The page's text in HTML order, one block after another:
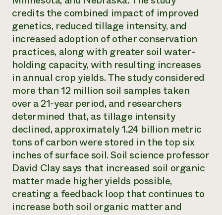
Programa de descuentos de NorthWestern Energy
Servicios energéticos comerciales
Servicios energéticos residenciales
LIHEAP
Centro de intercambio de información AgriSolar
Oportunidades de financiación
Noticias
Internship Hub
Buscar prácticas
Contratar a un becario
un
Llame a la
directa de
1-800-346-
Todos
contribuyen a la
resiliencia de la
comunidad.
DONAR AHORA
credits the combined impact of improved
genetics, reduced tillage intensity, and
increased adoption of other conservation
practices, along with greater soil water-
holding capacity, with resulting increases
in annual crop yields. The study considered
more than 12 million soil samples taken
over a 21-year period, and researchers
determined that, as tillage intensity
declined, approximately 1.24 billion metric
tons of carbon were stored in the top six
inches of surface soil. Soil science professor
David Clay says that increased soil organic
matter made higher yields possible,
creating a feedback loop that continues to
increase both soil organic matter and